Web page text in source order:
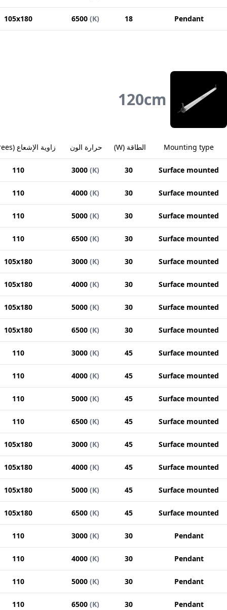
Pendant
18
6500 (K)
105x180
120cm
Mounting type الطاقة (
W
) حرارة الون زاوية الإشعاع (
Surface mounted
30
3000 (K)
110
Surface mounted
30
4000 (K)
110
Surface mounted
30
5000 (K)
110
Surface mounted
30
6500 (K)
110
Surface mounted
30
3000 (K)
105x180
Surface mounted
30
4000 (K)
105x180
Surface mounted
30
5000 (K)
105x180
Surface mounted
30
6500 (K)
105x180
Surface mounted
45
3000 (K)
110
Surface mounted
45
4000 (K)
110
Surface mounted
45
5000 (K)
110
Surface mounted
45
6500 (K)
110
Surface mounted
45
3000 (K)
105x180
Surface mounted
45
4000 (K)
105x180
Surface mounted
45
5000 (K)
105x180
Surface mounted
45
6500 (K)
105x180
Pendant
30
3000 (K)
110
Pendant
30
4000 (K)
110
Pendant
30
5000 (K)
110
Pendant
30
6500 (K)
110